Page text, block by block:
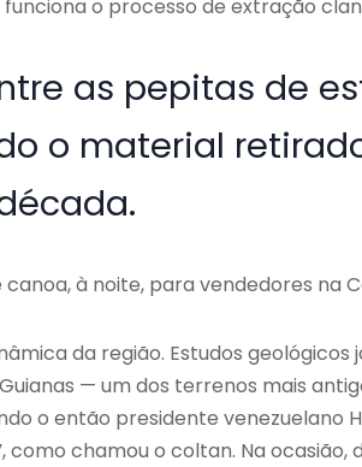
o processo de extração
as pepitas de
o material
à noite, para vendedores na
da região. Estudos geológicos
— um dos terrenos mais
o então presidente venezuelano
como chamou o coltan. Na ocasião,